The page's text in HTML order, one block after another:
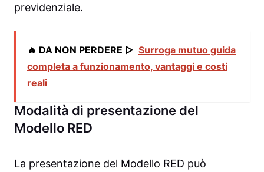
previdenziale.
🔥 DA NON PERDERE ▷ Surroga mutuo guida
completa a funzionamento, vantaggi e costi
reali
Modalità di presentazione del
Modello RED
La presentazione del Modello RED può